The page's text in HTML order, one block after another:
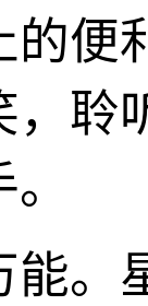
的便
，聆
能。